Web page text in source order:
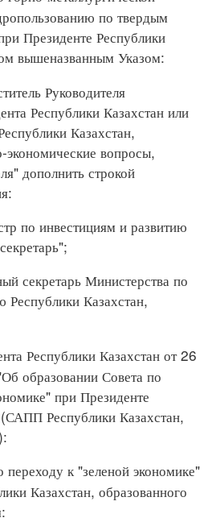
по твердым
Президенте Республики
вышеназванным Указом:
Руководителя
Республики Казахстан или
Казахстан,
вопросы,
дополнить строкой
по инвестициям и развитию
секретарь Министерства по
Республики Казахстан,
Республики Казахстан от 26
образовании Совета по
при Президенте
Республики Казахстан,
переходу к "зеленой экономике"
Казахстан, образованного